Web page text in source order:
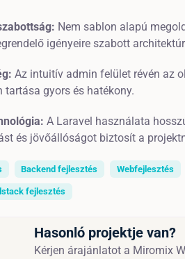
Nem sablon alapú
igényeire szabott
Az intuitív admin felület révén az
tartása gyors és hatékony.
A Laravel használata
és jövőállóságot biztosít a
Backend fejlesztés Webfejlesztés
fejlesztés
Hasonló projektje van?
Kérjen árajánlatot a Miromix